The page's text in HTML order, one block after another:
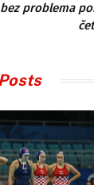
problema